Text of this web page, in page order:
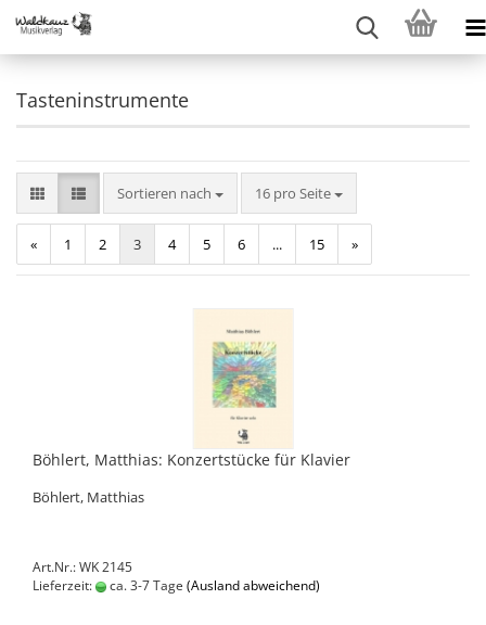
Tasteninstrumente
Sortieren nach
Sortieren nach 16 pro Seite
pro Seite
« 1 2 3 4 5 6 ... 15 »
Böhlert, Matthias: Konzertstücke für Klavier
Böhlert, Matthias
Art.Nr.: WK 2145
Lieferzeit:
ca. 3-7 Tage (Ausland abweichend)